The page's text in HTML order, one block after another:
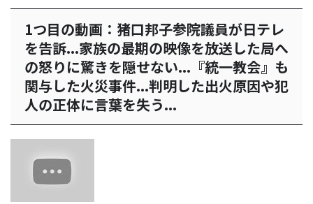
1つ目の動画：猪口邦子参院議員が日テレ
を告訴...家族の最期の映像を放送した局へ
の怒りに驚きを隠せない...『統一教会』も
関与した火災事件...判明した出火原因や犯
人の正体に言葉を失う...